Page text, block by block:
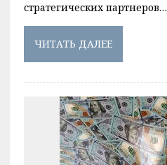
стратегических партнеров…
ЧИТАТЬ ДАЛЕЕ